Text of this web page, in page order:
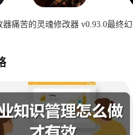
器痛苦的灵魂修改器 v0.93.0最终